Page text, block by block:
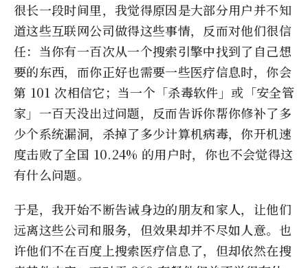
很长一段时间里，我觉得原因是大部分用户并不知
道这些互联网公司做得这些事情，反而对他们很信
任：当你有一百次从一个搜索引擎中找到了自己想
要的东西，而你正好也需要一些医疗信息时，你会
第 101 次相信它；当一个「杀毒软件」或「安全管
家」一百天没出过问题，反而告诉你帮你修补了多
少个系统漏洞，杀掉了多少计算机病毒，你开机速
度击败了全国 10.24% 的用户时，你也不会觉得这
有什么问题。
于是，我开始不断告诫身边的朋友和家人，让他们
远离这些公司和服务，但效果却并不尽如人意。也
许他们不在百度上搜索医疗信息了，但却依然在搜